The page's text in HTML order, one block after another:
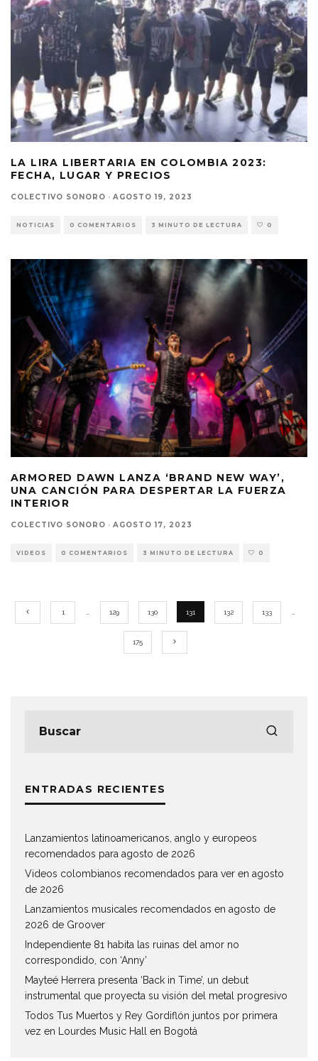
LA LIRA LIBERTARIA EN COLOMBIA 2023:
FECHA, LUGAR Y PRECIOS
COLECTIVO SONORO · AGOSTO 19, 2023
NOTICIAS 0 COMENTARIOS 3 MINUTO DE LECTURA 0
ARMORED DAWN LANZA ‘BRAND NEW WAY’,
UNA CANCIÓN PARA DESPERTAR LA FUERZA
INTERIOR
COLECTIVO SONORO · AGOSTO 17, 2023
VIDEOS 0 COMENTARIOS 3 MINUTO DE LECTURA 0
1 129 130 131 132 133
175
ENTRADAS RECIENTES
Lanzamientos latinoamericanos, anglo y europeos
recomendados para agosto de 2026
Videos colombianos recomendados para ver en agosto
de 2026
Lanzamientos musicales recomendados en agosto de
2026 de Groover
Independiente 81 habita las ruinas del amor no
correspondido, con ‘Anny’
Mayteé Herrera presenta ‘Back in Time’, un debut
instrumental que proyecta su visión del metal progresivo
Todos Tus Muertos y Rey Gordiflón juntos por primera
vez en Lourdes Music Hall en Bogotá